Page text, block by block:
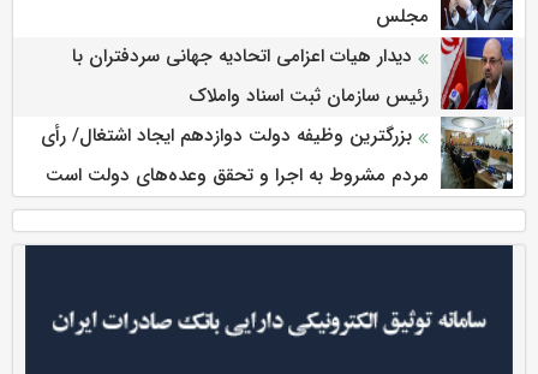
مجلس
دیدار هیات اعزامی اتحادیه جهانی سردفتران با
رئیس سازمان ثبت اسناد واملاک
بزرگترین وظیفه دولت دوازدهم ایجاد اشتغال/ رأی
مردم مشروط به اجرا و تحقق وعده‌های دولت است